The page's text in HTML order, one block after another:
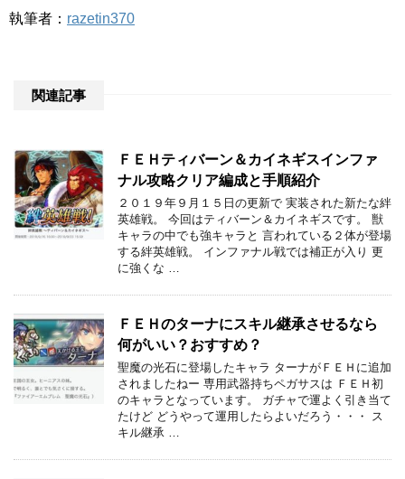
執筆者： razetin370
関連記事
ＦＥＨティバーン＆カイネギスインファ
ナル攻略クリア編成と手順紹介
２０１９年９月１５日の更新で 実装された新たな絆
英雄戦。 今回はティバーン＆カイネギスです。 獣
キャラの中でも強キャラと 言われている２体が登場
する絆英雄戦。 インファナル戦では補正が入り 更
に強くな …
ＦＥＨのターナにスキル継承させるなら
何がいい？おすすめ？
聖魔の光石に登場したキャラ ターナがＦＥＨに追加
されましたねー 専用武器持ちペガサスは ＦＥＨ初
のキャラとなっています。 ガチャで運よく引き当て
たけど どうやって運用したらよいだろう・・・ ス
キル継承 …